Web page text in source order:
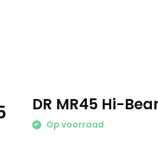
DR MR45 Hi-
Op voorraad